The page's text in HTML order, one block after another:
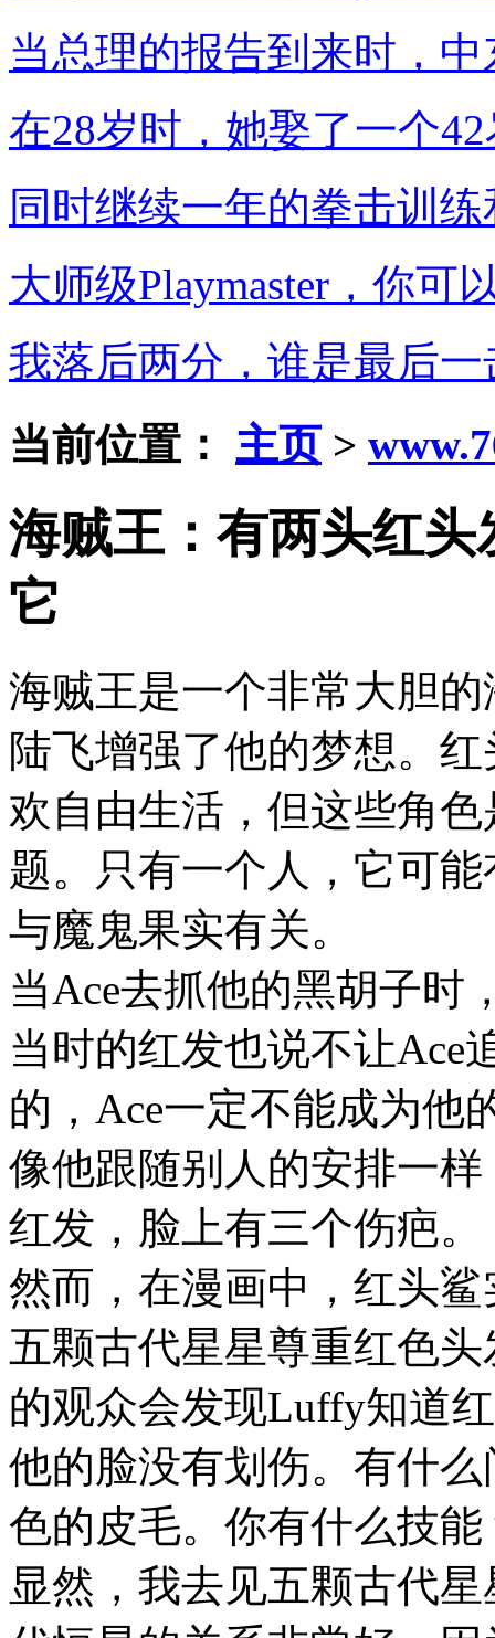
当总理的报告到来时，
在28岁时，她娶了一个
同时继续一年的拳击训
大师级Playmaster，你可
我落后两分，谁是最后
当前位置： 主页 >
海贼王：有两头红
它
海贼王是一个非常大胆
陆飞增强了他的梦想。
欢自由生活，但这些角
题。只有一个人，它可
与魔鬼果实有关。
当Ace去抓他的黑胡子时
当时的红发也说不让Ace
的，Ace一定不能成为他
像他跟随别人的安排一
红发，脸上有三个伤疤。
然而，在漫画中，红头
五颗古代星星尊重红色
的观众会发现Luffy知道
他的脸没有划伤。有什
色的皮毛。你有什么技
显然，我去见五颗古代